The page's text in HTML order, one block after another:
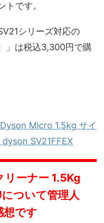
トです。
シリーズ対応の
」は税込3,300円で購
Micro 1.5kg サイ
SV21FFEX
ーナー 1.5Kg
ついて管理人
想です